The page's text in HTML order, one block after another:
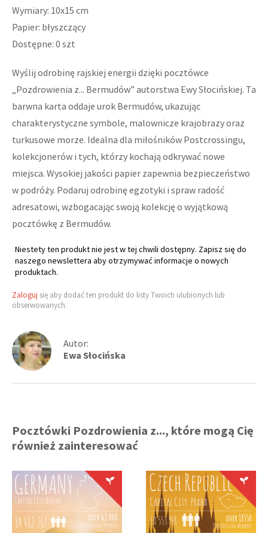
Wymiary: 10x15 cm
Papier: błyszczący
Dostępne: 0 szt
Wyślij odrobinę rajskiej energii dzięki pocztówce
„Pozdrowienia z... Bermudów” autorstwa Ewy Słocińskiej. Ta
barwna karta oddaje urok Bermudów, ukazując
charakterystyczne symbole, malownicze krajobrazy oraz
turkusowe morze. Idealna dla miłośników Postcrossingu,
kolekcjonerów i tych, którzy kochają odkrywać nowe
miejsca. Wysokiej jakości papier zapewnia bezpieczeństwo
w podróży. Podaruj odrobinę egzotyki i spraw radość
adresatowi, wzbogacając swoją kolekcję o wyjątkową
pocztówkę z Bermudów.
Niestety ten produkt nie jest w tej chwili dostępny. Zapisz się do
naszego newslettera aby otrzymywać informacje o nowych
produktach.
Zaloguj się aby dodać ten produkt do listy Twoich ulubionych lub
obserwowanych.
Autor:
Ewa Słocińska
Pocztówki Pozdrowienia z..., które mogą Cię
również zainteresować